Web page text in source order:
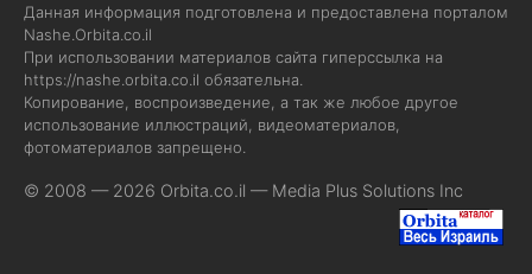
Данная информация подготовлена и предоставлена порталом
Nashe.Orbita.co.il
При использовании материалов сайта гиперссылка на
https://nashe.orbita.co.il обязательна.
Копирование, воспроизведение, а так же любое другое
использование иллюстраций, видеоматериалов,
фотоматериалов запрещено.
© 2008 — 2026 Orbita.co.il — Media Plus Solutions Inc